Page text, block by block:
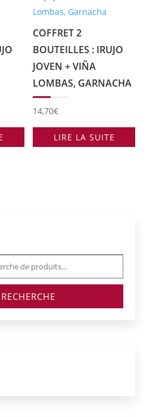
COFFRET 2
BOUTEILLES : IRUJO
JOVEN + VIÑA
LOMBAS, GARNACHA
14,70€
LIRE LA SUITE
RECHERCHE